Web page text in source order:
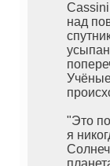
над
"Это
я